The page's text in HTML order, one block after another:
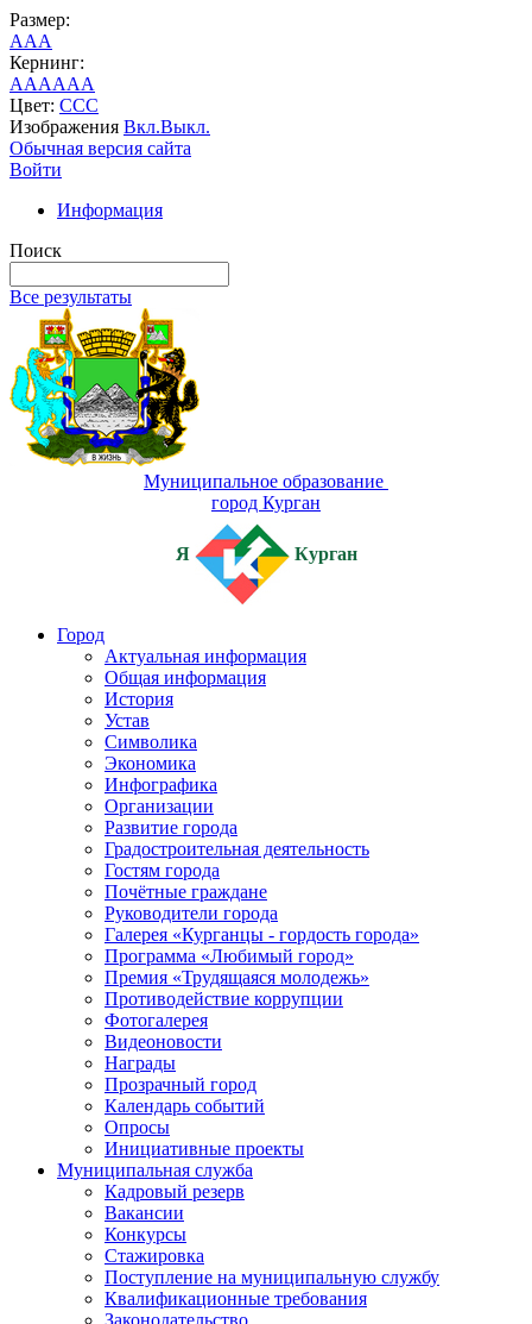
Размер:
AAA
Кернинг:
AAAAAA
Цвет: CCC
Изображения Вкл.Выкл.
Обычная версия сайта
Войти
Информация
Поиск
Все результаты
Муниципальное образование
город Курган
Я Курган
Город
Актуальная информация
Общая информация
История
Устав
Символика
Экономика
Инфографика
Организации
Развитие города
Градостроительная деятельность
Гостям города
Почётные граждане
Руководители города
Галерея «Курганцы - гордость города»
Программа «Любимый город»
Премия «Трудящаяся молодежь»
Противодействие коррупции
Фотогалерея
Видеоновости
Награды
Прозрачный город
Календарь событий
Опросы
Инициативные проекты
Муниципальная служба
Кадровый резерв
Вакансии
Конкурсы
Стажировка
Поступление на муниципальную службу
Квалификационные требования
Законодательство